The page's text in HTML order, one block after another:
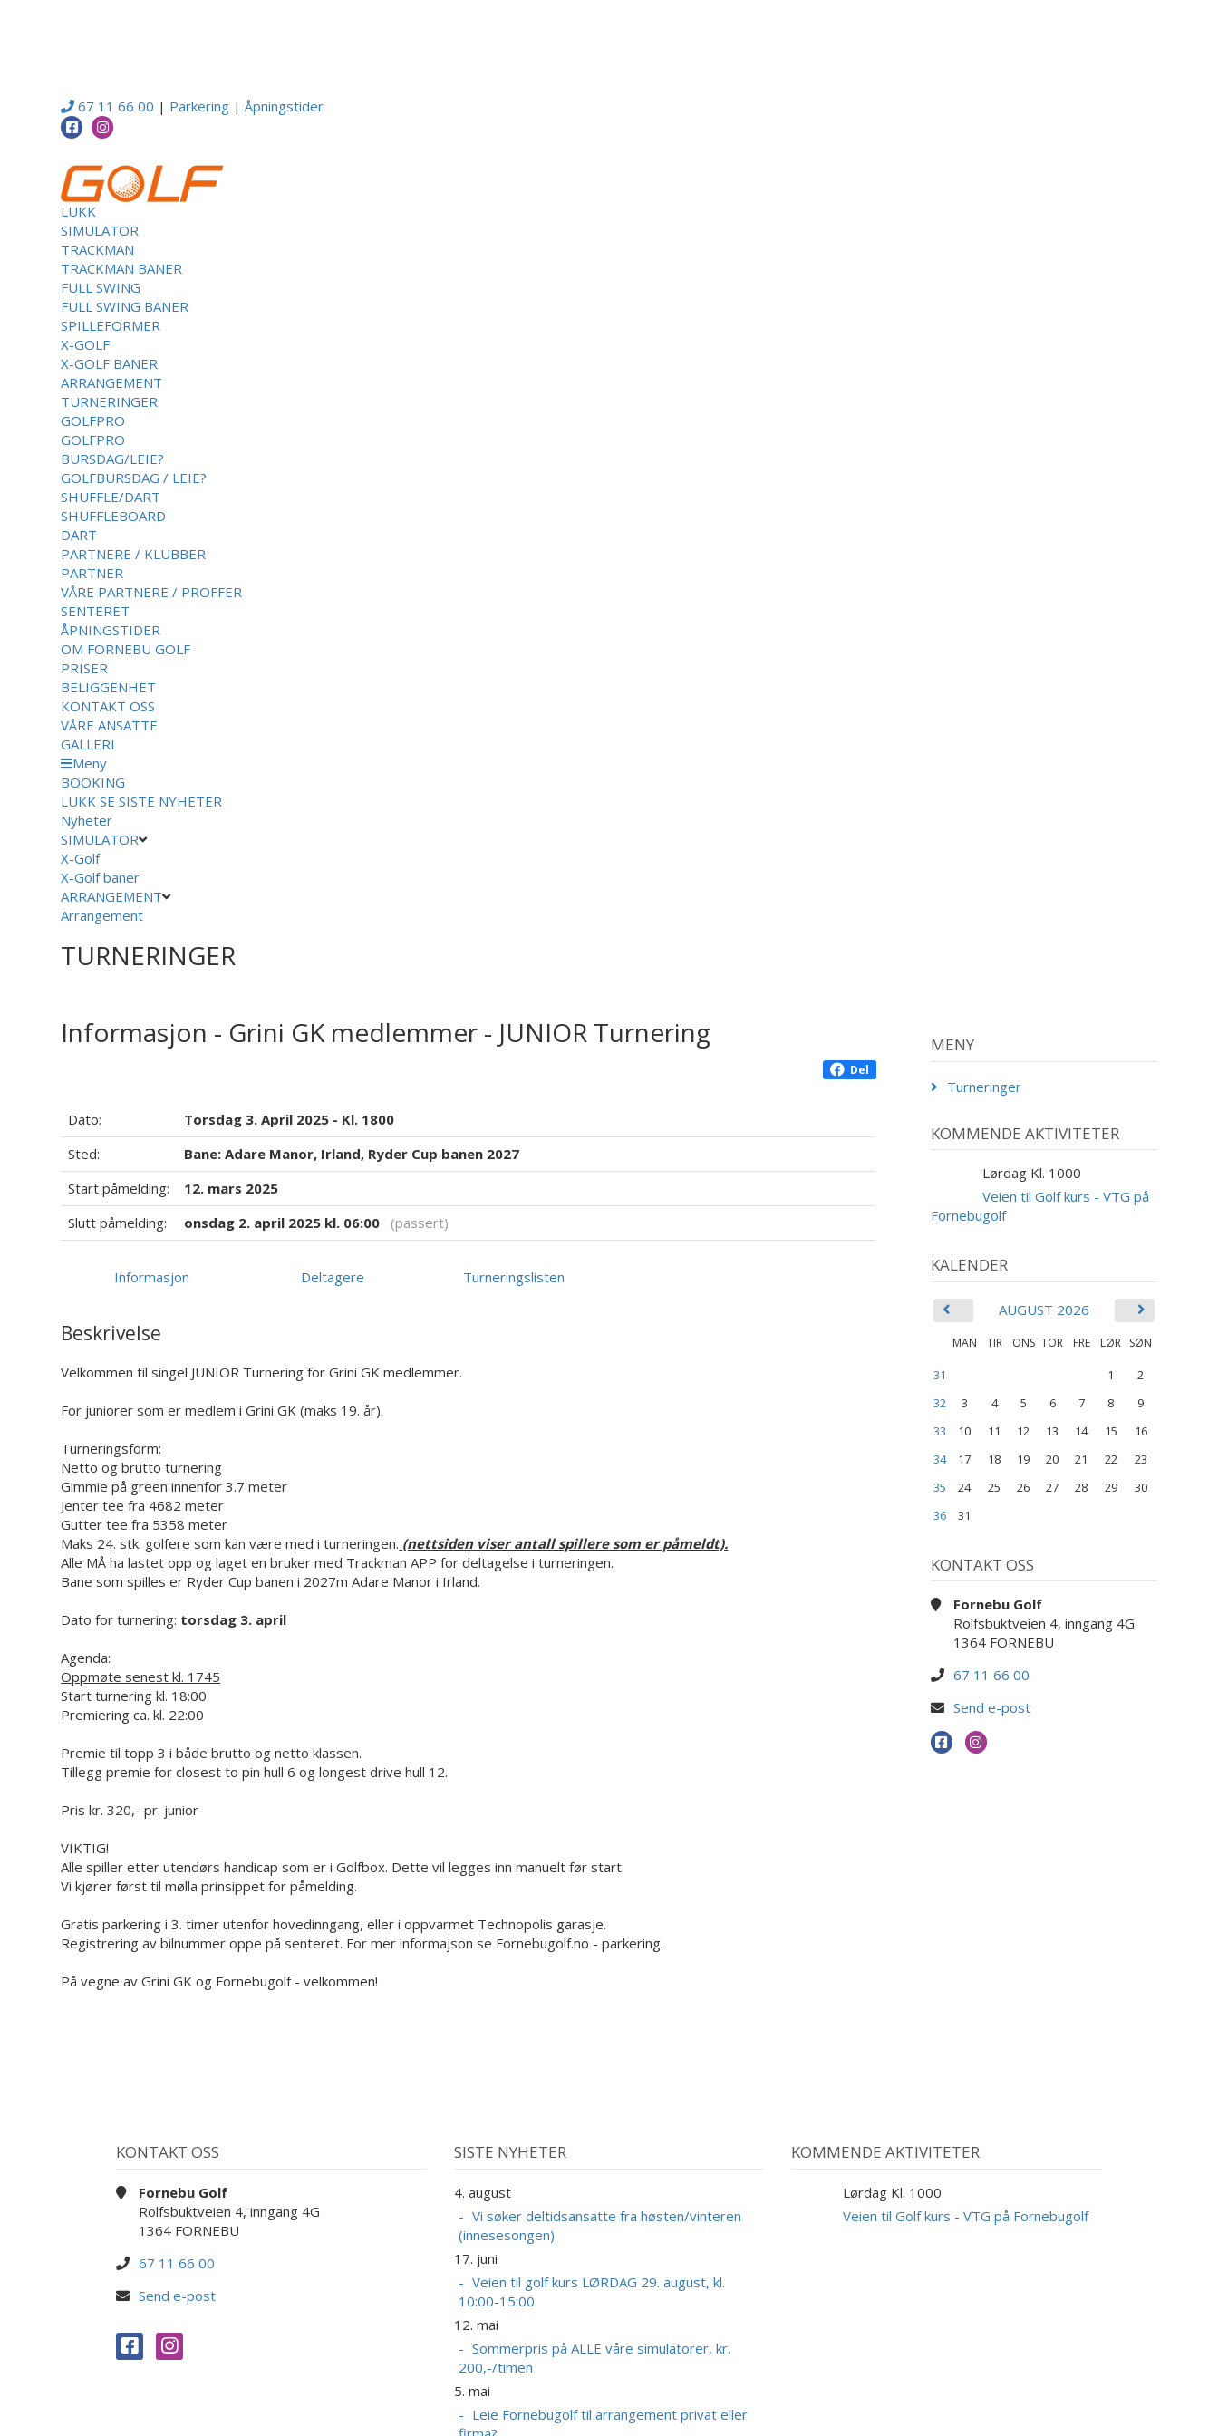
67 11 66 00 | Parkering |Åpningstider
LUKK
SIMULATOR
TRACKMAN
TRACKMAN BANER
FULL SWING
FULL SWING BANER
SPILLEFORMER
X-GOLF
X-GOLF BANER
ARRANGEMENT
TURNERINGER
GOLFPRO
GOLFPRO
BURSDAG/LEIE?
GOLFBURSDAG / LEIE?
SHUFFLE/DART
SHUFFLEBOARD
DART
PARTNERE / KLUBBER
PARTNER
VÅRE PARTNERE / PROFFER
SENTERET
ÅPNINGSTIDER
OM FORNEBU GOLF
PRISER
BELIGGENHET
KONTAKT OSS
VÅRE ANSATTE
GALLERI
Meny
BOOKING
LUKK SE SISTE NYHETER
Nyheter
SIMULATOR
X-Golf
X-Golf baner
ARRANGEMENT
Arrangement
TURNERINGER
Informasjon - Grini GK medlemmer - JUNIOR Turnering
Del
Dato:
Torsdag 3. April 2025 - Kl. 1800
Sted:
Bane: Adare Manor, Irland, Ryder Cup banen 2027
Start påmelding:
12. mars 2025
Slutt påmelding:
onsdag 2. april 2025 kl. 06:00 (passert)
Informasjon Deltagere Turneringslisten
Beskrivelse
Velkommen til singel JUNIOR Turnering for Grini GK medlemmer.
For juniorer som er medlem i Grini GK (maks 19. år).
Turneringsform:
Netto og brutto turnering
Gimmie på green innenfor 3.7 meter
Jenter tee fra 4682 meter
Gutter tee fra 5358 meter
Maks 24. stk. golfere som kan være med i turneringen. (nettsiden viser antall spillere som er påmeldt).
Alle MÅ ha lastet opp og laget en bruker med Trackman APP for deltagelse i turneringen.
Bane som spilles er Ryder Cup banen i 2027m Adare Manor i Irland.
Dato for turnering: torsdag 3. april
Agenda:
Oppmøte senest kl. 1745
Start turnering kl. 18:00
Premiering ca. kl. 22:00
Premie til topp 3 i både brutto og netto klassen.
Tillegg premie for closest to pin hull 6 og longest drive hull 12.
Pris kr. 320,- pr. junior
VIKTIG!
Alle spiller etter utendørs handicap som er i Golfbox. Dette vil legges inn manuelt før start.
Vi kjører først til mølla prinsippet for påmelding.
Gratis parkering i 3. timer utenfor hovedinngang, eller i oppvarmet Technopolis garasje.
Registrering av bilnummer oppe på senteret. For mer informajson se Fornebugolf.no - parkering.
På vegne av Grini GK og Fornebugolf - velkommen!
MENY
Turneringer
KOMMENDE AKTIVITETER
Lørdag Kl. 1000
Veien til Golf kurs - VTG på
Fornebugolf
KALENDER
AUGUST 2026
MAN TIR ONS TOR FRE LØR SØN
31 1
2
32
3 4 5 6 7 8
9
33
10 11 12 13 14 15
16
34
17 18 19 20 21 22
23
35
24 25 26 27 28 29
30
36
31
KONTAKT OSS
Fornebu Golf
Rolfsbuktveien 4, inngang 4G
1364 FORNEBU
67 11 66 00
Send e-post
KONTAKT OSS
Fornebu Golf
Rolfsbuktveien 4, inngang 4G
1364 FORNEBU
67 11 66 00
Send e-post
SISTE NYHETER
4. august
Vi søker deltidsansatte fra høsten/vinteren
(innesesongen)
17. juni
Veien til golf kurs LØRDAG 29. august, kl.
10:00-15:00
12. mai
Sommerpris på ALLE våre simulatorer, kr.
200,-/timen
5. mai
Leie Fornebugolf til arrangement privat eller
KOMMENDE AKTIVITETER
Lørdag Kl. 1000
Veien til Golf kurs - VTG på Fornebugolf